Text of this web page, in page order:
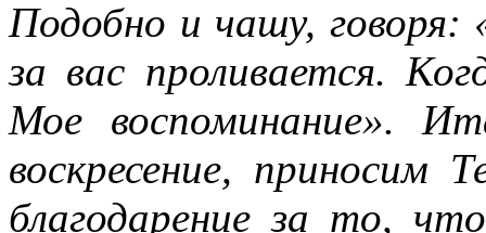
Подобно и чашу,
за вас проливается.
Мое воспоминание».
воскресение, приносим
благодарение за то,